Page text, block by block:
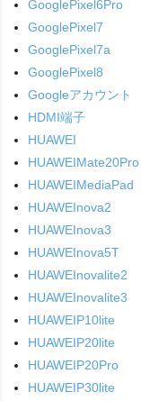
GooglePixel6Pro
GooglePixel7
GooglePixel7a
GooglePixel8
Googleアカウント
HDMI端子
HUAWEI
HUAWEIMate20Pro
HUAWEIMediaPad
HUAWEInova2
HUAWEInova3
HUAWEInova5T
HUAWEInovalite2
HUAWEInovalite3
HUAWEIP10lite
HUAWEIP20lite
HUAWEIP20Pro
HUAWEIP30lite